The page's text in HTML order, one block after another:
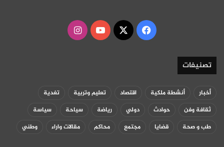
فيسبوك
‫X
‫YouTubeانستقرام
تصنيفات
أخبار أنشطة ملكية اقتصاد تعليم وتربية
تغدية
ثقافة وفن
حوادث دولي رياضة سياحة
سياسة
طب و صحة
قضايا مجتمع محاكم مقالات واراء وطني